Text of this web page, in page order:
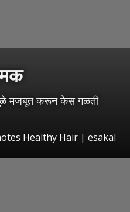
मुळे मजबूत करून केस गळती
Healthy Hair | esakal